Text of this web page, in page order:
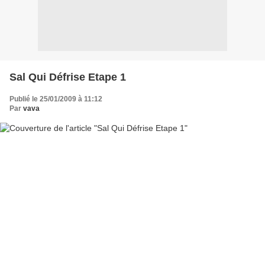
Sal Qui Défrise Etape 1
Publié le 25/01/2009 à 11:12
Par vava